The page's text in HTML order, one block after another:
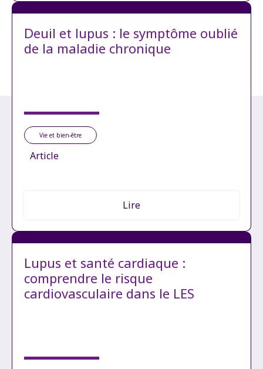
Deuil et lupus : le symptôme oublié
de la maladie chronique
Vie et bien-être
Article
Lire
Lupus et santé cardiaque :
comprendre le risque
cardiovasculaire dans le LES